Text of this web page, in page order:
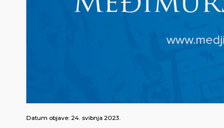
Datum objave: 24. svibnja 2023.